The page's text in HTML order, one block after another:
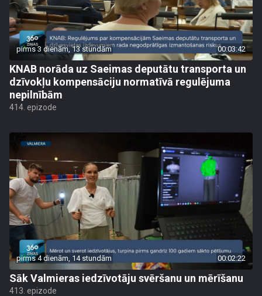
pirms 3 dienām, 13 stundām 00:03:42
KNAB norāda uz Saeimas deputātu transporta un
dzīvokļu kompensāciju normatīvā regulējuma
nepilnībām
414. epizode
pirms 4 dienām, 14 stundām 00:02:22
Sāk Valmieras iedzīvotāju svēršanu un mērīšanu
413. epizode